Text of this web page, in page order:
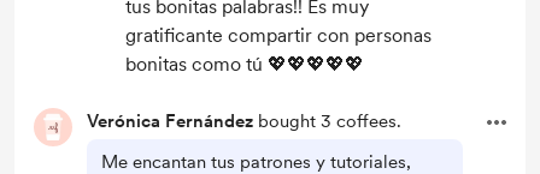
tus bonitas palabras!! Es muy
gratificante compartir con personas
bonitas como tú 💖💖💖💖💖
Verónica Fernández bought 3 coffees.
Me encantan tus patrones y tutoriales,